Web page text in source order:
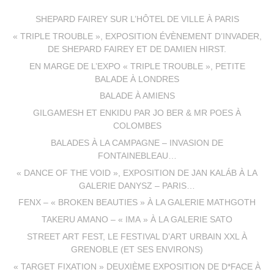
SHEPARD FAIREY SUR L’HÔTEL DE VILLE À PARIS
« TRIPLE TROUBLE », EXPOSITION ÉVÈNEMENT D’INVADER,
DE SHEPARD FAIREY ET DE DAMIEN HIRST.
EN MARGE DE L’EXPO « TRIPLE TROUBLE », PETITE
BALADE À LONDRES
BALADE À AMIENS
GILGAMESH ET ENKIDU PAR JO BER & MR POES À
COLOMBES
BALADES À LA CAMPAGNE – INVASION DE
FONTAINEBLEAU…
« DANCE OF THE VOID », EXPOSITION DE JAN KALÁB À LA
GALERIE DANYSZ – PARIS…
FENX – « BROKEN BEAUTIES » À LA GALERIE MATHGOTH
TAKERU AMANO – « IMA » À LA GALERIE SATO
STREET ART FEST, LE FESTIVAL D’ART URBAIN XXL À
GRENOBLE (ET SES ENVIRONS)
« TARGET FIXATION » DEUXIÈME EXPOSITION DE D*FACE À